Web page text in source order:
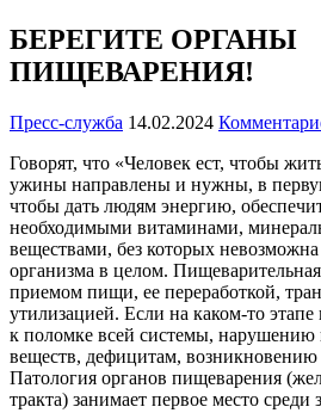
БЕРЕГИТЕ ОРГАНЫ
ПИЩЕВАРЕНИЯ!
Пресс-служба 14.02.2024
Говорят, что «Человек ест, чтобы
ужины направлены и нужны, в
чтобы дать людям энергию,
необходимыми витаминами,
веществами, без которых
организма в целом.
приемом пищи, ее переработкой,
утилизацией. Если на каком-то этапе
к поломке всей системы, нарушению
веществ, дефицитам, возникновению
Патология органов пищеварения
тракта) занимает первое место